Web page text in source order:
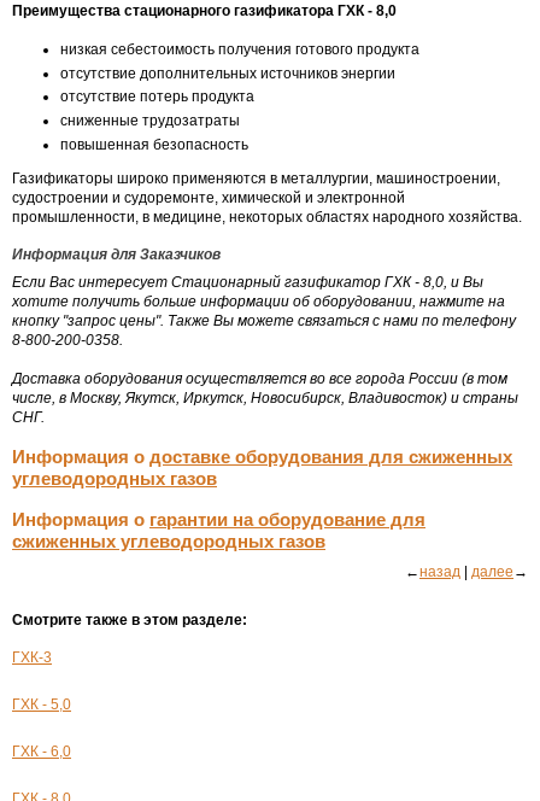
Преимущества стационарного газификатора ГХК - 8,0
низкая себестоимость получения готового продукта
отсутствие дополнительных источников энергии
отсутствие потерь продукта
сниженные трудозатраты
повышенная безопасность
Газификаторы широко применяются в металлургии, машиностроении,
судостроении и судоремонте, химической и электронной
промышленности, в медицине, некоторых областях народного хозяйства.
Информация для Заказчиков
Если Вас интересует Стационарный газификатор ГХК - 8,0, и Вы
хотите получить больше информации об оборудовании, нажмите на
кнопку "запрос цены". Также Вы можете связаться с нами по телефону
8-800-200-0358.
Доставка оборудования осуществляется во все города России (в том
числе, в Москву, Якутск, Иркутск, Новосибирск, Владивосток) и страны
СНГ.
Информация о доставке оборудования для сжиженных
углеводородных газов
Информация о гарантии на оборудование для
сжиженных углеводородных газов
←назад | далее →
Смотрите также в этом разделе:
ГХК-3
ГХК - 5,0
ГХК - 6,0